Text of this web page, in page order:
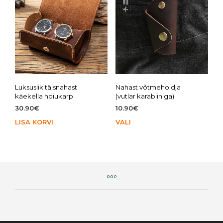
Luksuslik täisnahast
käekella hoiukarp
30.90€
LISA KORVI
Nahast võtmehoidja
(vutlar karabiiniga)
10.90€
VALI